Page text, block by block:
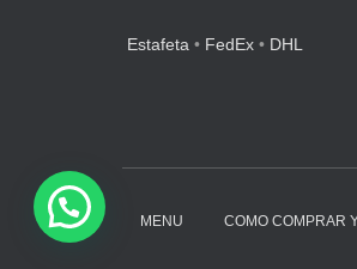
Estafeta • FedEx • DHL
MENU COMO COMPRAR